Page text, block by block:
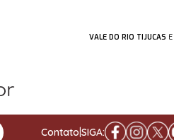
VALE DO RIO TIJUCAS E
Contato SIGA: